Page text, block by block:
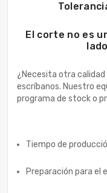
El corte no es
¿Necesita otra
escríbanos. Nuestro
programa de stock o
Tiempo de
Preparación para el